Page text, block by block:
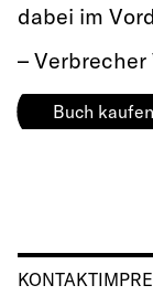
dabei im
– Verbrecher
Buch kaufen
KONTAKT